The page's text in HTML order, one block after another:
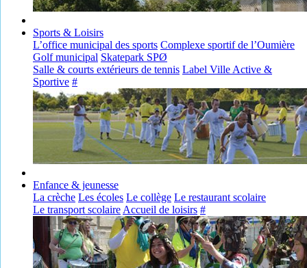
Sports & Loisirs
L’office municipal des sports Complexe sportif de l’Oumière
Golf municipal Skatepark SPØ
Salle & courts extérieurs de tennis Label Ville Active &
Sportive #
Enfance & jeunesse
La crèche Les écoles Le collège Le restaurant scolaire
Le transport scolaire Accueil de loisirs #